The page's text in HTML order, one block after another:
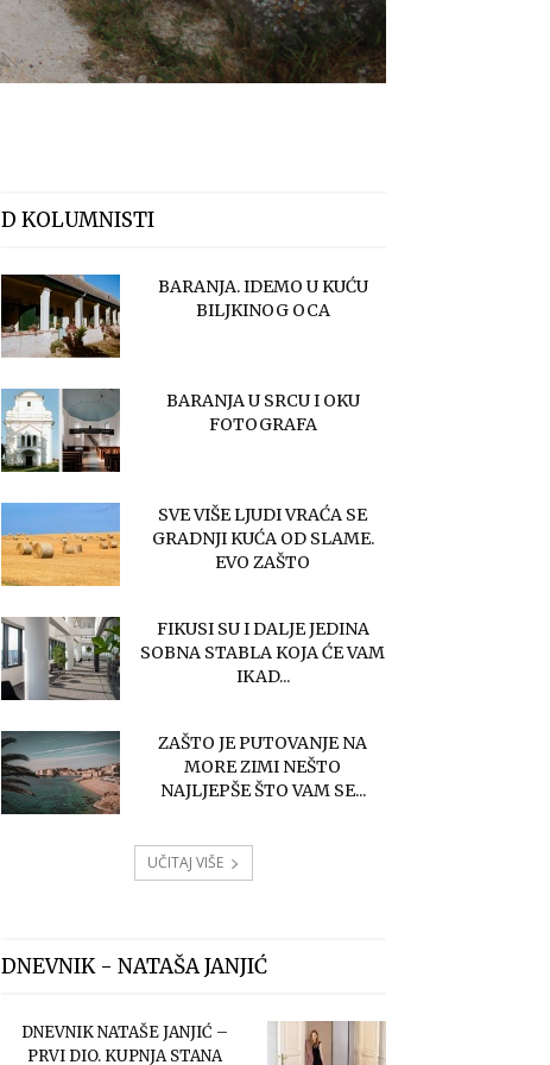
D KOLUMNISTI
BARANJA. IDEMO U KUĆU
BILJKINOG OCA
BARANJA U SRCU I OKU
FOTOGRAFA
SVE VIŠE LJUDI VRAĆA SE
GRADNJI KUĆA OD SLAME.
EVO ZAŠTO
FIKUSI SU I DALJE JEDINA
SOBNA STABLA KOJA ĆE VAM
IKAD...
ZAŠTO JE PUTOVANJE NA
MORE ZIMI NEŠTO
NAJLJEPŠE ŠTO VAM SE...
UČITAJ VIŠE
DNEVNIK - NATAŠA JANJIĆ
DNEVNIK NATAŠE JANJIĆ –
PRVI DIO. KUPNJA STANA